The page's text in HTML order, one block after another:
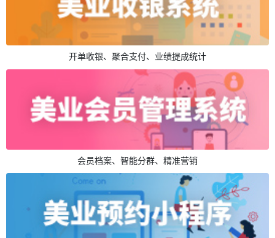
开单收银、聚合支付、业绩提成统计
会员档案、智能分群、精准营销